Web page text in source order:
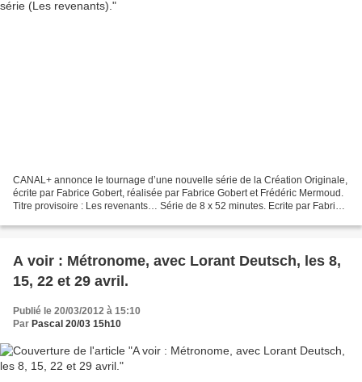
CANAL+ annonce le tournage d’une nouvelle série de la Création Originale,
écrite par Fabrice Gobert, réalisée par Fabrice Gobert et Frédéric Mermoud.
Titre provisoire : Les revenants… Série de 8 x 52 minutes. Ecrite par Fabrice
A voir : Métronome, avec Lorant Deutsch, les 8,
15, 22 et 29 avril.
Publié le 20/03/2012 à 15:10
Par Pascal 20/03 15h10